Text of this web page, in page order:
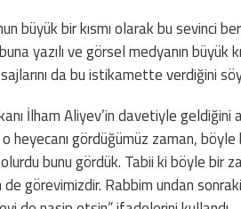
bir kısmı olarak bu sevinci
yazılı ve görsel medyanın büyük
da bu istikamette verdiğini
İlham Aliyev’in davetiyle geldiğini
heyecanı gördüğümüz zaman,
bunu gördük. Tabii ki böyle bir
görevimizdir. Rabbim undan